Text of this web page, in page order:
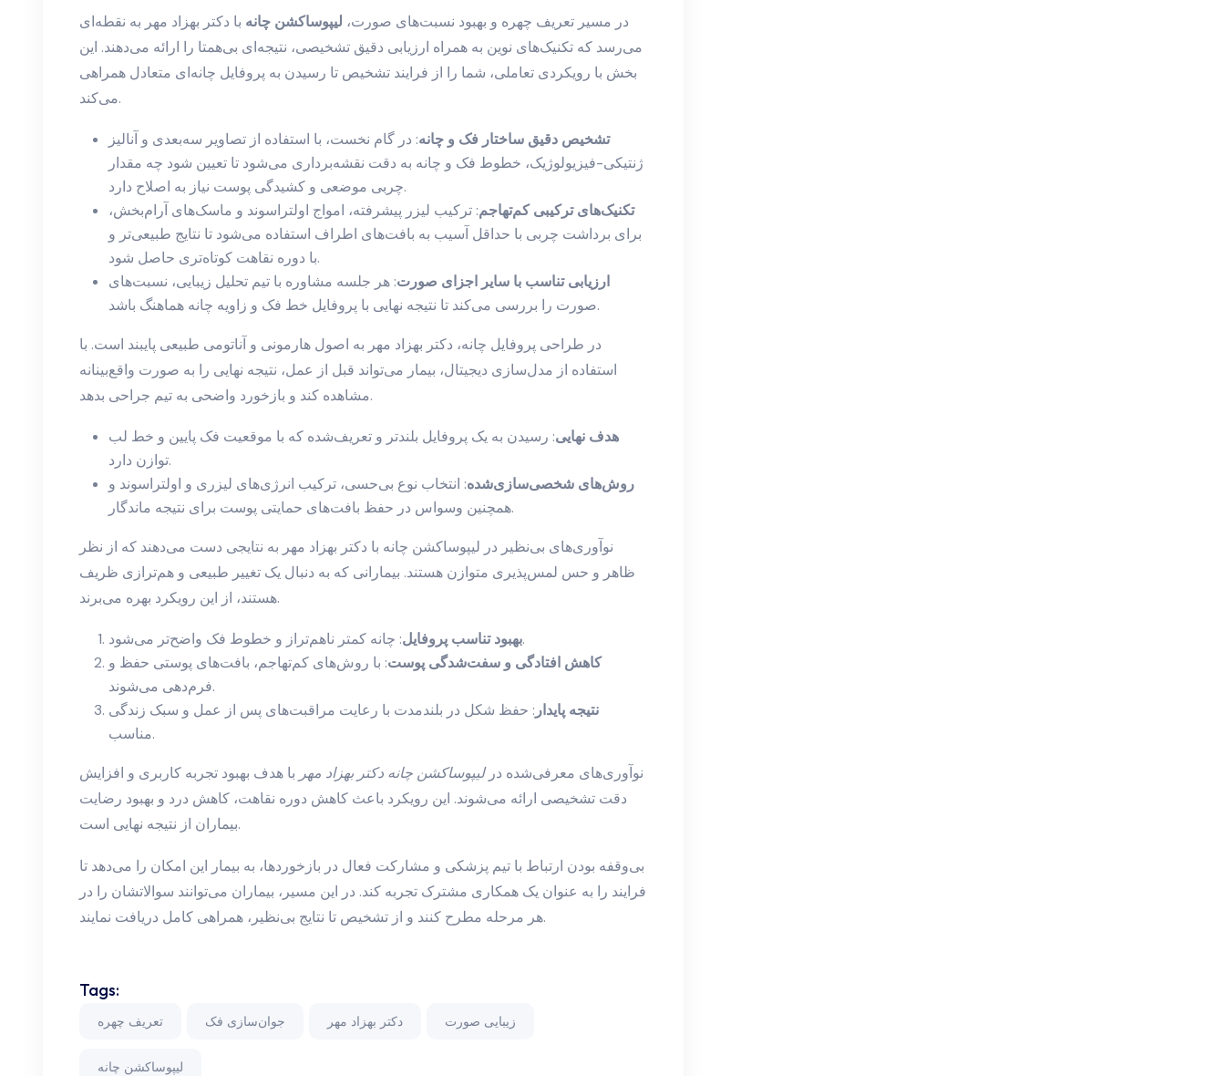
در مسیر تعریف چهره و بهبود نسبت‌های صورت، لیپوساکشن چانه با دکتر بهزاد مهر به نقطه‌ای
می‌رسد که تکنیک‌های نوین به همراه ارزیابی دقیق تشخیصی، نتیجه‌ای بی‌همتا را ارائه می‌دهند. این
بخش با رویکردی تعاملی، شما را از فرایند تشخیص تا رسیدن به پروفایل چانه‌ای متعادل همراهی
می‌کند.
تشخیص دقیق ساختار فک و چانه: در گام نخست، با استفاده از تصاویر سه‌بعدی و آنالیز
ژنتیکی-فیزیولوژیک، خطوط فک و چانه به دقت نقشه‌برداری می‌شود تا تعیین شود چه مقدار
چربی موضعی و کشیدگی پوست نیاز به اصلاح دارد.
تکنیک‌های ترکیبی کم‌تهاجم: ترکیب لیزر پیشرفته، امواج اولتراسوند و ماسک‌های آرام‌بخش،
برای برداشت چربی با حداقل آسیب به بافت‌های اطراف استفاده می‌شود تا نتایج طبیعی‌تر و
با دوره نقاهت کوتاه‌تری حاصل شود.
ارزیابی تناسب با سایر اجزای صورت: هر جلسه مشاوره با تیم تحلیل زیبایی، نسبت‌های
صورت را بررسی می‌کند تا نتیجه نهایی با پروفایل خط فک و زاویه چانه هماهنگ باشد.
در طراحی پروفایل چانه، دکتر بهزاد مهر به اصول هارمونی و آناتومی طبیعی پایبند است. با
استفاده از مدل‌سازی دیجیتال، بیمار می‌تواند قبل از عمل، نتیجه نهایی را به صورت واقع‌بینانه
مشاهده کند و بازخورد واضحی به تیم جراحی بدهد.
هدف نهایی: رسیدن به یک پروفایل بلندتر و تعریف‌شده که با موقعیت فک پایین و خط لب
توازن دارد.
روش‌های شخصی‌سازی‌شده: انتخاب نوع بی‌حسی، ترکیب انرژی‌های لیزری و اولتراسوند و
همچنین وسواس در حفظ بافت‌های حمایتی پوست برای نتیجه ماندگار.
نوآوری‌های بی‌نظیر در لیپوساکشن چانه با دکتر بهزاد مهر به نتایجی دست می‌دهند که از نظر
ظاهر و حس لمس‌پذیری متوازن هستند. بیمارانی که به دنبال یک تغییر طبیعی و هم‌ترازی ظریف
هستند، از این رویکرد بهره می‌برند.
بهبود تناسب پروفایل: چانه کمتر ناهم‌تراز و خطوط فک واضح‌تر می‌شود.
کاهش افتادگی و سفت‌شدگی پوست: با روش‌های کم‌تهاجم، بافت‌های پوستی حفظ و
فرم‌دهی می‌شوند.
نتیجه پایدار : حفظ شکل در بلندمدت با رعایت مراقبت‌های پس از عمل و سبک زندگی
مناسب.
نوآوری‌های معرفی‌شده درلیپوساکشن چانه دکتر بهزاد مهر با هدف بهبود تجربه کاربری و افزایش
دقت تشخیصی ارائه می‌شوند. این رویکرد باعث کاهش دوره نقاهت، کاهش درد و بهبود رضایت
بیماران از نتیجه نهایی است.
بی‌وقفه بودن ارتباط با تیم پزشکی و مشارکت فعال در بازخوردها، به بیمار این امکان را می‌دهد تا
فرایند را به عنوان یک همکاری مشترک تجربه کند. در این مسیر، بیماران می‌توانند سوالاتشان را در
هر مرحله مطرح کنند و از تشخیص تا نتایج بی‌نظیر، همراهی کامل دریافت نمایند.
Tags:
تعریف چهره جوان‌سازی فک دکتر بهزاد مهر زیبایی صورت
لیپوساکشن چانه